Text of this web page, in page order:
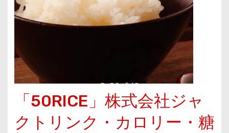
「50RICE」株式会社ジャ
クトリンク・カロリー・糖